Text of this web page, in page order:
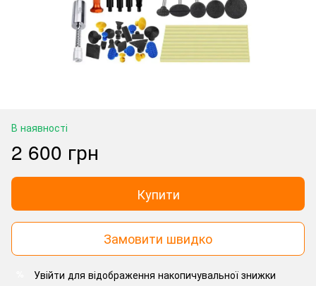
В наявності
2 600 грн
Купити
Замовити швидко
Увійти для відображення накопичувальної знижки